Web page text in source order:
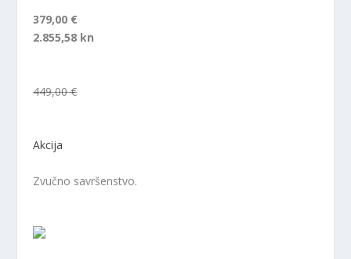
379,00 €
2.855,58 kn
449,00 €
Akcija
Zvučno savršenstvo.